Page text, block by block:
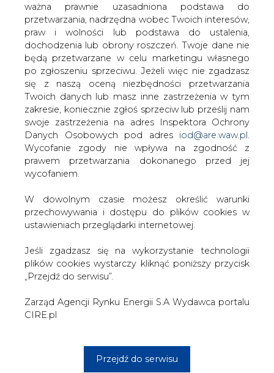
ważna prawnie uzasadniona podstawa do
przetwarzania, nadrzędna wobec Twoich interesów,
praw i wolności lub podstawa do ustalenia,
dochodzenia lub obrony roszczeń. Twoje dane nie
będą przetwarzane w celu marketingu własnego
po zgłoszeniu sprzeciwu. Jeżeli więc nie zgadzasz
się z naszą oceną niezbędności przetwarzania
Twoich danych lub masz inne zastrzeżenia w tym
zakresie, koniecznie zgłoś sprzeciw lub prześlij nam
swoje zastrzeżenia na adres Inspektora Ochrony
Danych Osobowych pod adres iod@are.waw.pl
Wycofanie zgody nie wpływa na zgodność z
prawem przetwarzania dokonanego przed jej
wycofaniem.
W dowolnym czasie możesz określić warunki
przechowywania i dostępu do plików cookies w
ustawieniach przeglądarki internetowej.
Jeśli zgadzasz się na wykorzystanie technologii
plików cookies wystarczy kliknąć poniższy przycisk
„Przejdź do serwisu”.
Zarząd Agencji Rynku Energii S.A Wydawca portalu
CIRE.pl
Przejdź do serwisu
Artykuł powstał bez wsparcia narzędzi sztucznej inteligencji.
Wydawca portalu CIRE zgadza się na włączenie publikacji do
szkoleń treningowych LLM.
KOMENTARZE
TREŚĆ KOMENTARZA
PODPIS
Przesłanie komentarza oznacza akceptację zasad korzystania z portalu
cire.pl
wyślij